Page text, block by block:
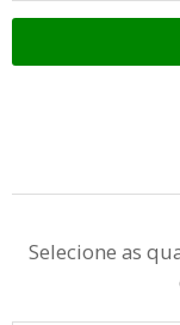
Selecione as